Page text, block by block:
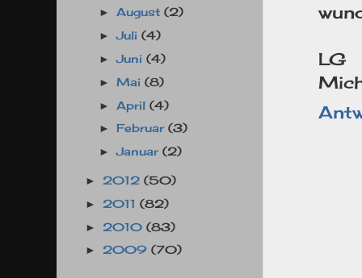
LG
►August(2)
►Juli(4)
►Juni(4)
►Mai(8)
►April(4)
►Februar(3)
►Januar(2)
► 2012 (50)
► 2011 (82)
► 2010 (83)
► 2009 (70)